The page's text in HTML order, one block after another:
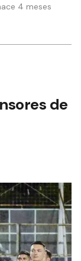
4 meses
de